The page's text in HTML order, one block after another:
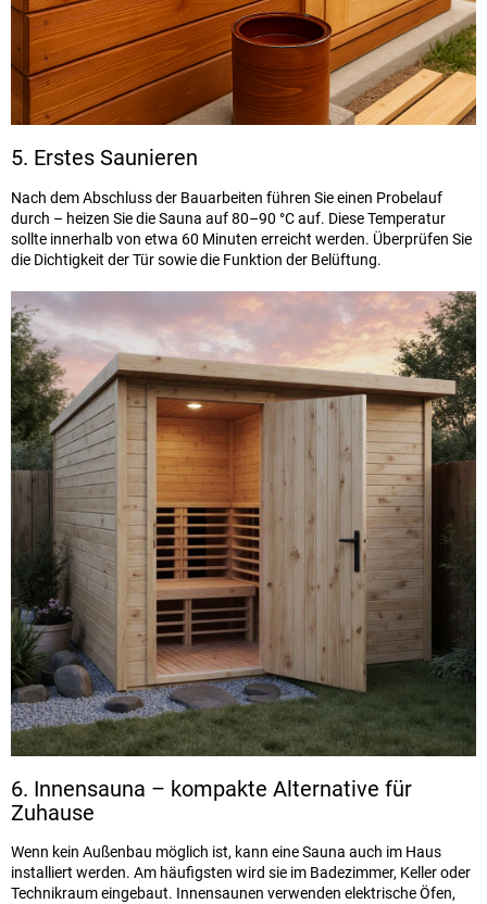
5. Erstes Saunieren
Nach dem Abschluss der Bauarbeiten führen Sie einen Probelauf
durch – heizen Sie die Sauna auf 80–90 °C auf. Diese Temperatur
sollte innerhalb von etwa 60 Minuten erreicht werden. Überprüfen Sie
die Dichtigkeit der Tür sowie die Funktion der Belüftung.
6. Innensauna – kompakte Alternative für
Zuhause
Wenn kein Außenbau möglich ist, kann eine Sauna auch im Haus
installiert werden. Am häufigsten wird sie im Badezimmer, Keller oder
Technikraum eingebaut. Innensaunen verwenden elektrische Öfen,